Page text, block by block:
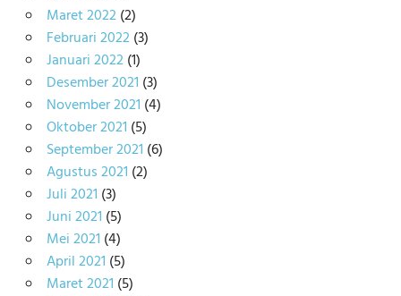
Maret 2022(2)
Februari 2022(3)
Januari 2022(1)
Desember 2021 (3)
November 2021 (4)
Oktober 2021 (5)
September 2021 (6)
Agustus 2021 (2)
Juli 2021 (3)
Juni 2021 (5)
Mei 2021 (4)
April 2021 (5)
Maret 2021 (5)